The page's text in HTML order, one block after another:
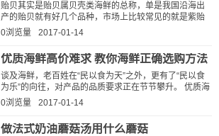
贻贝其实是贻贝属贝壳类海鲜的总称，单是我国沿海出
产的贻贝就有好几个品种，市场上比较常见的就是紫贻
贝和厚壳贻贝、翡翠贻贝。 紫...
0浏览量 2017-01-14
优质海鲜高价难求 教你海鲜正确选购方法
谈及海鲜，老百姓在“民以食为天”之外，更有了“民以食
为乐”的向往，对产品的品质要求正在节节攀升。 优质海
鲜高价难求 据FAO统计数...
0浏览量 2017-01-14
做法式奶油蘑菇汤用什么蘑菇